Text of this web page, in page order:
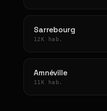
Sarrebourg
12K hab.
Amnéville
11K hab.